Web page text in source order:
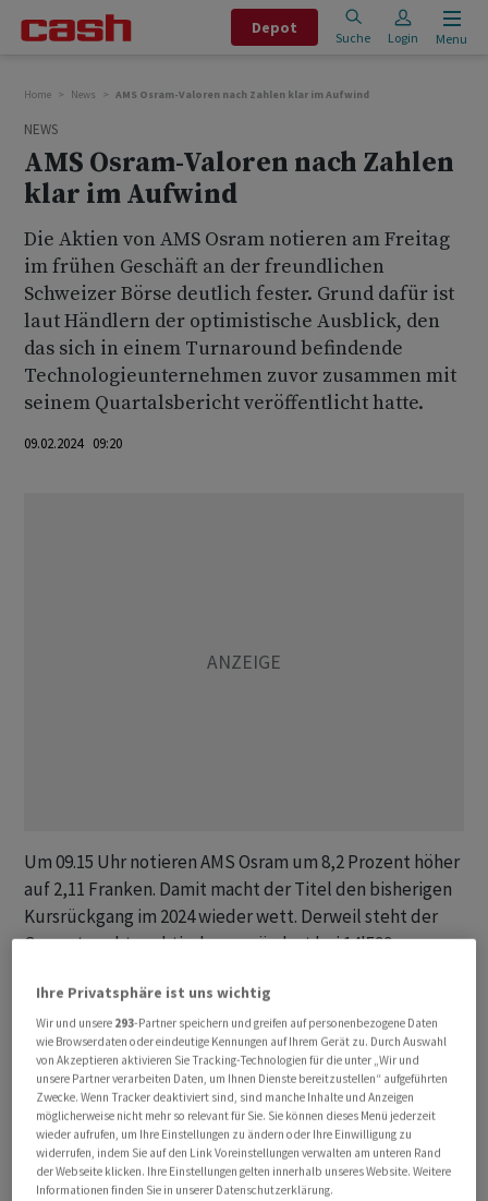
Depot
Suche Login Menu
Home News AMS Osram-Valoren nach Zahlen klar im Aufwind
NEWS
AMS Osram-Valoren nach Zahlen
klar im Aufwind
Die Aktien von AMS Osram notieren am Freitag
im frühen Geschäft an der freundlichen
Schweizer Börse deutlich fester. Grund dafür ist
laut Händlern der optimistische Ausblick, den
das sich in einem Turnaround befindende
Technologieunternehmen zuvor zusammen mit
seinem Quartalsbericht veröffentlicht hatte.
09.02.2024 09:20
Um 09.15 Uhr notieren AMS Osram um 8,2 Prozent höher
auf 2,11 Franken. Damit macht der Titel den bisherigen
Kursrückgang im 2024 wieder wett. Derweil steht der
Gesamtmarkt praktisch unverändert bei 14'599
AMS Osram verzeichnete im vierten Quartal 2023 einen
Umsatzrückgang von 23 Prozent auf 908 Millionen Euro.
Das bereinigte Betriebsergebnis (EBIT) sank von 86
Millionen Euro im Vorjahreszeitraum auf 62 Millionen
Euro. Die entsprechende EBIT-Marge lag bei 6,9 Prozent
(Vorjahr: 7,3 Prozent). Damit lag der Sensorhersteller im
Rahmen der Markterwartungen.
Ihre Privatsphäre ist uns wichtig
Wir und unsere 293-Partner speichern und greifen auf personenbezogene Daten
wie Browserdaten oder eindeutige Kennungen auf Ihrem Gerät zu. Durch Auswahl
von Akzeptieren aktivieren Sie Tracking-Technologien für die unter „Wir und
unsere Partner verarbeiten Daten, um Ihnen Dienste bereitzustellen“ aufgeführten
Zwecke. Wenn Tracker deaktiviert sind, sind manche Inhalte und Anzeigen
möglicherweise nicht mehr so relevant für Sie. Sie können dieses Menü jederzeit
wieder aufrufen, um Ihre Einstellungen zu ändern oder Ihre Einwilligung zu
widerrufen, indem Sie auf den Link Voreinstellungen verwalten am unteren Rand
der Webseite klicken. Ihre Einstellungen gelten innerhalb unseres Website. Weitere
Informationen finden Sie in unserer Datenschutzerklärung.